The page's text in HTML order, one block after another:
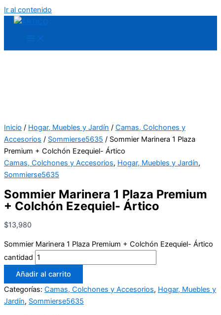
Ir al contenido
Inicio / Hogar, Muebles y Jardín / Camas, Colchones y
Accesorios / Sommierse5635 / Sommier Marinera 1 Plaza
Premium + Colchón Ezequiel- Ártico
Camas, Colchones y Accesorios, Hogar, Muebles y Jardín,
Sommierse5635
Sommier Marinera 1 Plaza Premium
+ Colchón Ezequiel- Ártico
$13,980
Sommier Marinera 1 Plaza Premium + Colchón Ezequiel- Ártico
cantidad
Añadir al carrito
Categorías: Camas, Colchones y Accesorios, Hogar, Muebles y
Jardín, Sommierse5635